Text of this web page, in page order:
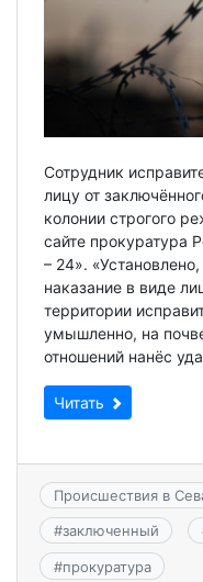
Сотрудник
лицу от
колонии строгого
сайте прокуратура
– 24».
наказание в виде
территории
умышленно, на
отношений нанёс
Читать
Происшествия в
#заключенный
#прокуратура